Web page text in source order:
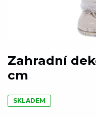
Zahradní
cm
SKLADEM